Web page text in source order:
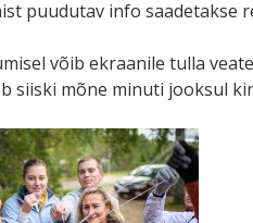
puudutav info saadetakse
võib ekraanile tulla
siiski mõne minuti jooksul